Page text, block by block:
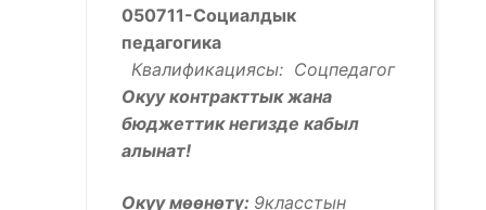
050711-Социалдык
педагогика
Квалификациясы: Соцпедагог
Окуу контракттык жана
бюджеттик негизде кабыл
алынат!
Окуу мөөнөтү: 9класстын